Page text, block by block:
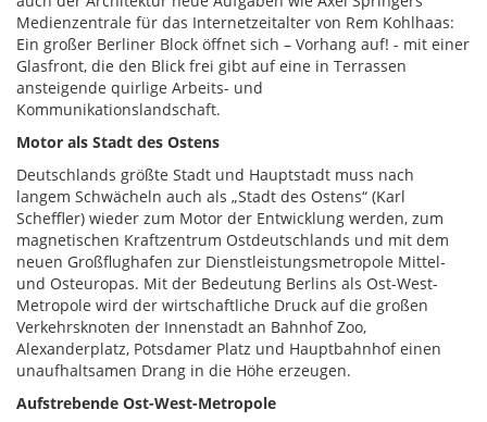
Medienzentrale für das Internetzeitalter von Rem Kohlhaas:
Ein großer Berliner Block öffnet sich – Vorhang auf! - mit einer
Glasfront, die den Blick frei gibt auf eine in Terrassen
ansteigende quirlige Arbeits- und
Kommunikationslandschaft.
Motor als Stadt des Ostens
Deutschlands größte Stadt und Hauptstadt muss nach
langem Schwächeln auch als „Stadt des Ostens“ (Karl
Scheffler) wieder zum Motor der Entwicklung werden, zum
magnetischen Kraftzentrum Ostdeutschlands und mit dem
neuen Großflughafen zur Dienstleistungsmetropole Mittel-
und Osteuropas. Mit der Bedeutung Berlins als Ost-West-
Metropole wird der wirtschaftliche Druck auf die großen
Verkehrsknoten der Innenstadt an Bahnhof Zoo,
Alexanderplatz, Potsdamer Platz und Hauptbahnhof einen
unaufhaltsamen Drang in die Höhe erzeugen.
Aufstrebende Ost-West-Metropole